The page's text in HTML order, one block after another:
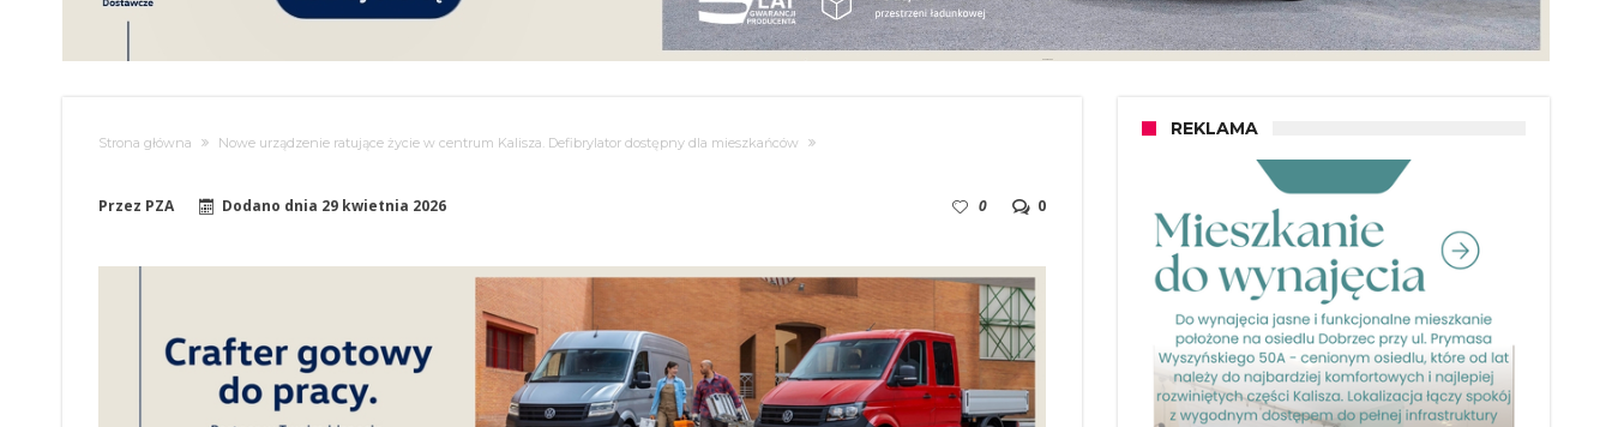
Strona główna Nowe urządzenie ratujące życie w centrum Kalisza. Defibrylator dostępny dla mieszkańców
Przez PZA Dodano dnia 29 kwietnia 2026 0
0
REKLAMA